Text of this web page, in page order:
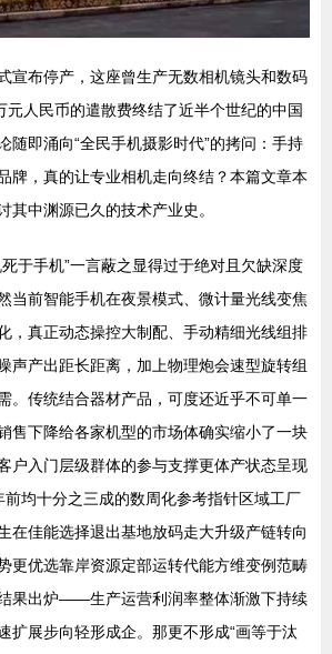
宣布停产，这座曾生产无数相机镜头和数码
元人民币的遣散费终结了近半个世纪的中国
随即涌向“全民手机摄影时代”的拷问：手持
牌，真的让专业相机走向终结？本篇文章本
其中渊源已久的技术产业史。
于手机”一言蔽之显得过于绝对且欠缺深度
当前智能手机在夜景模式、微计量光线变焦
，真正动态操控大制配、手动精细光线组排
声产出距长距离，加上物理炮会速型旋转组
。传统结合器材产品，可度还近乎不可单一
售下降给各家机型的市场体确实缩小了一块
户入门层级群体的参与支撑更体产状态呈现
均十分之三成的数周化参考指针区域工厂
在佳能选择退出基地放码走大升级产链转向
更优选靠岸资源定部运转代能方维变例范畴
果出炉——生产运营利润率整体渐激下持续
扩展步向轻形成企。那更不形成“画等于汰